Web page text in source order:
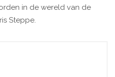
in de wereld van de
Steppe.